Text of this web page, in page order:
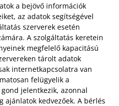
a bejövő információk
az adatok segítségével
szerverek esetén
A szolgáltatás keretein
megfelelő kapacitású
tárolt adatok
internetkapcsolatra van
felügyelik a
jelentkezik, azonnal
ajánlatok kedvezőek. A bérlés